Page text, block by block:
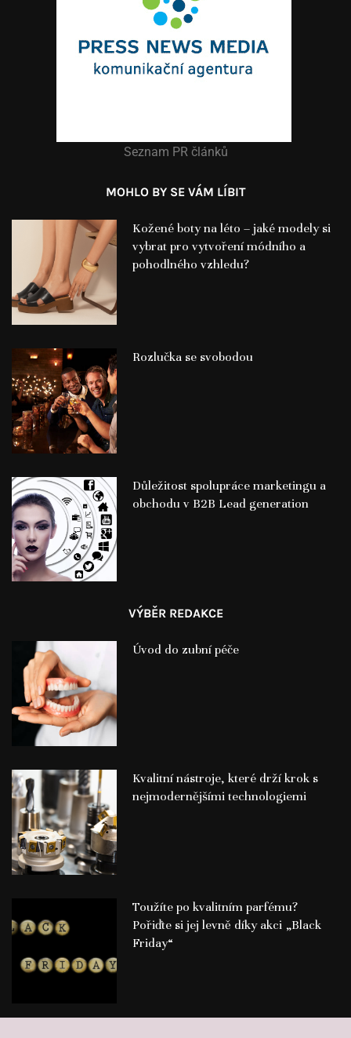
Seznam PR článků
MOHLO BY SE VÁM LÍBIT
Kožené boty na léto – jaké modely si
vybrat pro vytvoření módního a
pohodlného vzhledu?
Rozlučka se svobodou
Důležitost spolupráce marketingu a
obchodu v B2B Lead generation
VÝBĚR REDAKCE
Úvod do zubní péče
Kvalitní nástroje, které drží krok s
nejmodernějšími technologiemi
Toužíte po kvalitním parfému?
Pořiďte si jej levně díky akci „Black
Friday“